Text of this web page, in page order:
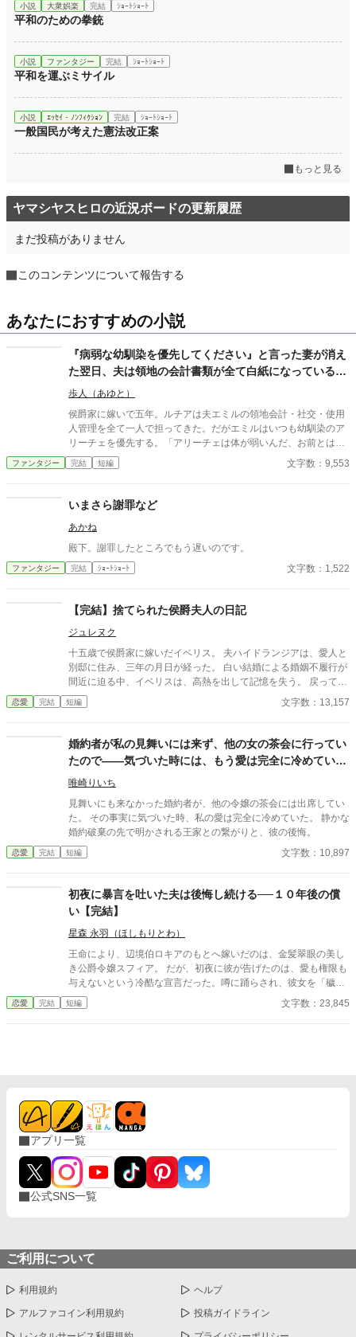
小説 大衆娯楽 完結 ｼｮｰﾄｼｮｰﾄ
平和のための拳銃
小説 ファンタジー 完結 ｼｮｰﾄｼｮｰﾄ
平和を運ぶミサイル
小説 ｴｯｾｲ・ﾉﾝﾌｨｸｼｮﾝ 完結 ｼｮｰﾄｼｮｰﾄ
一般国民が考えた憲法改正案
もっと見る
ヤマシヤスヒロの近況ボードの更新履歴
まだ投稿がありません
このコンテンツについて報告する
あなたにおすすめの小説
『病弱な幼馴染を優先してください』と言った妻が消え
た翌日、夫は領地の会計書類が全て白紙になっているこ
とに気づいた
歩人（あゆと）
侯爵家に嫁いで五年。ルチアは夫エミルの領地会計・社交・使用
人管理を全て一人で担ってきた。だがエミルはいつも幼馴染のア
リーチェを優先する。「アリーチェは体が弱いんだ、お前とは違
う」——その言葉を百回聞いた日、ルチアは微笑んで離縁届に署
名した。「ええ、私は丈夫ですから。どうぞ幼馴染様をお大事
らの陳情の山、そして紅茶の淹れ方すら知らない自分。三ヶ月
後、かつて「地味な妻」と呼ばれたルチアは、辺境伯の財務顧問
として辣腕を振るっていた。
ファンタジー 完結 短編 文字数：9,553
いまさら謝罪など
あかね
殿下。謝罪したところでもう遅いのです。
ファンタジー 完結 ｼｮｰﾄｼｮｰﾄ 文字数：1,522
【完結】捨てられた侯爵夫人の日記
ジュレヌク
十五歳で侯爵家に嫁いだイベリス。 夫ハイドランジアは、愛人と
別邸に住み、三年の月日が経った。 白い結婚による婚姻不履行が
間近に迫る中、イベリスは、高熱を出して記憶を失う。 戻ってき
た夫は、妻に仕える侍女アリッサムから、いない月日の間書き綴
られた日記を手渡される。 そこには、出会った日から自分を恋し
なり、美しく成長した妻を前に、ハイドランジアは、心が揺ら
ぐ。 自分への恋心を忘れてしまったとしても、これ程までに思っ
てくれていたのなら、また、愛を育めるのではないのか？ 様々な
人間の思いが交錯し、物語は、思わぬ方向へと進んでいく。
恋愛 完結 短編 文字数：13,157
婚約者が私の見舞いには来ず、他の女の茶会に行ってい
たので――気づいた時には、もう愛は完全に冷めていま
した
唯崎りいち
見舞いにも来なかった婚約者が、他の令嬢の茶会には出席してい
た。 その事実に気づいた時、私の愛は完全に冷めていた。 静かな
婚約破棄の先で明かされる王家との繋がりと、彼の後悔。
恋愛 完結 短編 文字数：10,897
初夜に暴言を吐いた夫は後悔し続ける──１０年後の償
い【完結】
星森 永羽（ほしもりとわ）
王命により、辺境伯ロキアのもとへ嫁いだのは、金髪翠眼の美し
き公爵令嬢スフィア。 だが、初夜に彼が告げたのは、愛も権限も
与えないという冷酷な宣言だった。噂に踊らされ、彼女を「穢れ
た花嫁」と罵ったロキア。 しかし、わずか一日でスフィアは姿を
消し、教会から届いたのは婚姻無効と慰謝料請求の書状──。 王
恋愛 完結 短編 文字数：23,845
アプリ一覧
公式SNS一覧
ご利用について
利用規約 ヘルプ
アルファコイン利用規約 投稿ガイドライン